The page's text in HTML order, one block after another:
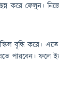
করে ফেলুন।
বৃদ্ধি করে।
পারবেন। ফলে